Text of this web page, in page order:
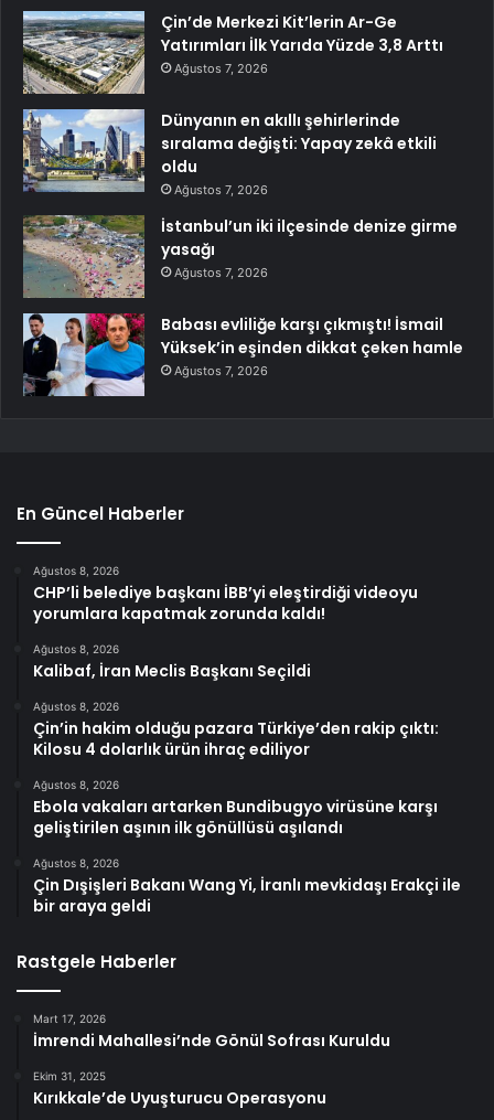
Çin’de Merkezi Kit’lerin Ar-Ge
Yatırımları İlk Yarıda Yüzde 3,8 Arttı
Ağustos 7, 2026
Dünyanın en akıllı şehirlerinde
sıralama değişti: Yapay zekâ etkili
oldu
Ağustos 7, 2026
İstanbul’un iki ilçesinde denize girme
yasağı
Ağustos 7, 2026
Babası evliliğe karşı çıkmıştı! İsmail
Yüksek’in eşinden dikkat çeken hamle
Ağustos 7, 2026
En Güncel Haberler
Ağustos 8, 2026
CHP’li belediye başkanı İBB’yi eleştirdiği videoyu
yorumlara kapatmak zorunda kaldı!
Ağustos 8, 2026
Kalibaf, İran Meclis Başkanı Seçildi
Ağustos 8, 2026
Çin’in hakim olduğu pazara Türkiye’den rakip çıktı:
Kilosu 4 dolarlık ürün ihraç ediliyor
Ağustos 8, 2026
Ebola vakaları artarken Bundibugyo virüsüne karşı
geliştirilen aşının ilk gönüllüsü aşılandı
Ağustos 8, 2026
Çin Dışişleri Bakanı Wang Yi, İranlı mevkidaşı Erakçi ile
bir araya geldi
Rastgele Haberler
Mart 17, 2026
İmrendi Mahallesi’nde Gönül Sofrası Kuruldu
Ekim 31, 2025
Kırıkkale’de Uyuşturucu Operasyonu